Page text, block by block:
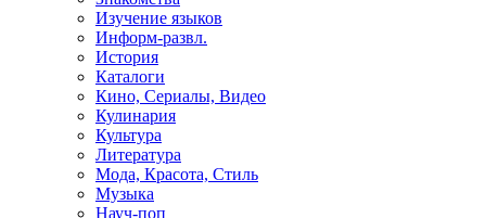
Изучение языков
Информ-развл.
История
Каталоги
Кино, Сериалы, Видео
Кулинария
Культура
Литература
Мода, Красота, Стиль
Музыка
Науч-поп